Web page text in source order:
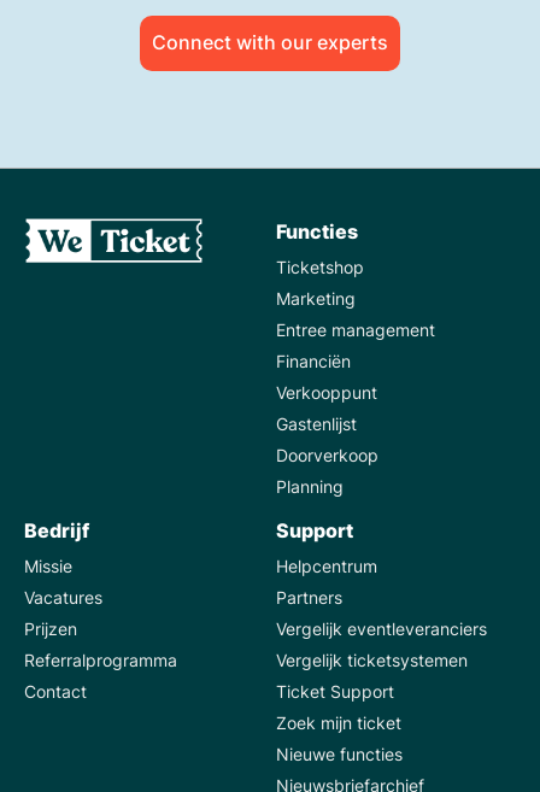
Connect with our experts
Functies
Ticketshop
Marketing
Entree management
Financiën
Verkooppunt
Gastenlijst
Doorverkoop
Planning
Bedrijf
Missie
Vacatures
Prijzen
Referralprogramma
Contact
Support
Helpcentrum
Partners
Vergelijk eventleveranciers
Vergelijk ticketsystemen
Ticket Support
Zoek mijn ticket
Nieuwe functies
Nieuwsbriefarchief